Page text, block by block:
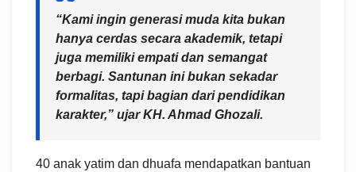
“Kami ingin generasi muda kita bukan
hanya cerdas secara akademik, tetapi
juga memiliki empati dan semangat
berbagi. Santunan ini bukan sekadar
formalitas, tapi bagian dari pendidikan
karakter,” ujar KH. Ahmad Ghozali.
40 anak yatim dan dhuafa mendapatkan bantuan